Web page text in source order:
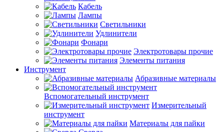
Кабель
Лампы
Светильники
Удлинители
Фонари
Электротовары прочие
Элементы питания
Инструмент
Абразивные материалы
Вспомогательный инструмент
Измерительный
инструмент
Материалы для пайки